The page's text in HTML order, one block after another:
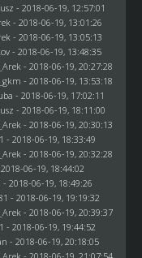
- 2018-06-19, 12:57:01
- 2018-06-19, 13:01:26
- 2018-06-19, 13:05:13
- 2018-06-19, 13:48:35
- 2018-06-19, 20:27:28
- 2018-06-19, 13:53:18
- 2018-06-19, 17:02:11
- 2018-06-19, 18:11:00
- 2018-06-19, 20:30:13
- 2018-06-19, 18:33:49
- 2018-06-19, 20:32:28
06-19, 18:44:02
- 2018-06-19, 18:49:26
- 2018-06-19, 19:19:32
- 2018-06-19, 20:39:37
- 2018-06-19, 19:44:52
- 2018-06-19, 20:18:05